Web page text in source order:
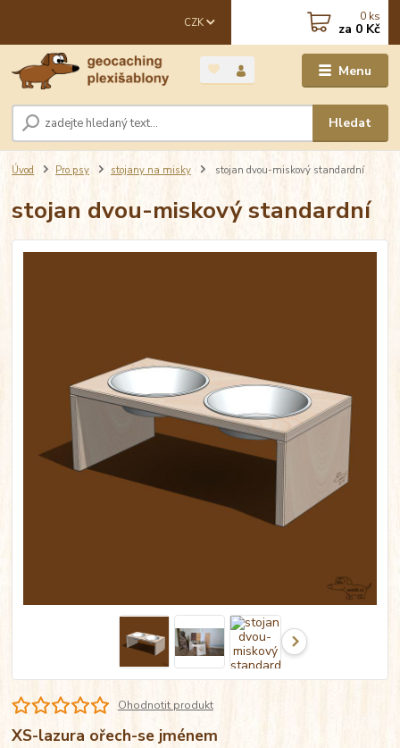
Menu
CZK
Hledat
0 ks
za 0 Kč
Úvod Pro psy stojany na misky stojan dvou-miskový standardní
stojan dvou-miskový standardní
Ohodnotit produkt
XS-lazura ořech-se jménem